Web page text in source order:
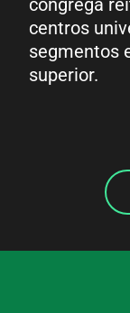
congrega
centros
segmentos
superior.